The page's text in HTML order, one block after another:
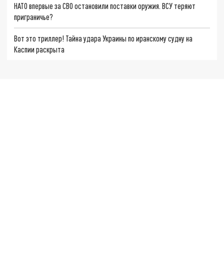
НАТО впервые за СВО остановили поставки оружия. ВСУ теряют
приграничье?
Вот это триллер! Тайна удара Украины по иранскому судну на
Каспии раскрыта